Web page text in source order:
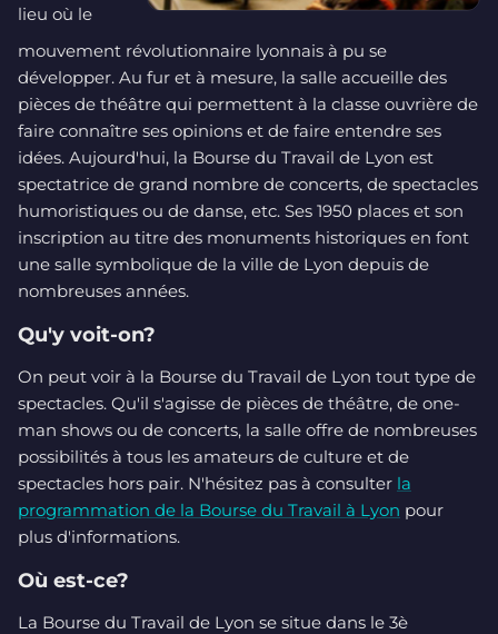
lieu où le
mouvement révolutionnaire lyonnais à pu se
développer. Au fur et à mesure, la salle accueille des
pièces de théâtre qui permettent à la classe ouvrière de
faire connaître ses opinions et de faire entendre ses
idées. Aujourd'hui, la Bourse du Travail de Lyon est
spectatrice de grand nombre de concerts, de spectacles
humoristiques ou de danse, etc. Ses 1950 places et son
inscription au titre des monuments historiques en font
une salle symbolique de la ville de Lyon depuis de
nombreuses années.
Qu'y voit-on?
On peut voir à la Bourse du Travail de Lyon tout type de
spectacles. Qu'il s'agisse de pièces de théâtre, de one-
man shows ou de concerts, la salle offre de nombreuses
possibilités à tous les amateurs de culture et de
spectacles hors pair. N'hésitez pas à consulter la
programmation de la Bourse du Travail à Lyon pour
plus d'informations.
Où est-ce?
La Bourse du Travail de Lyon se situe dans le 3è